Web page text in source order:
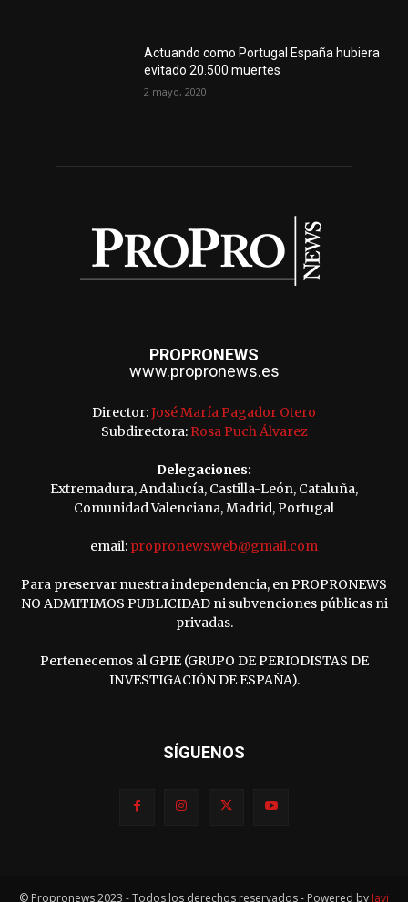
Actuando como Portugal España hubiera
evitado 20.500 muertes
2 mayo, 2020
PROPRONEWS
www.propronews.es
Director:José María Pagador Otero
Subdirectora: Rosa Puch Álvarez
Delegaciones:
Extremadura, Andalucía, Castilla-León, Cataluña,
Comunidad Valenciana, Madrid, Portugal
email: propronews.web@gmail.com
Para preservar nuestra independencia, en PROPRONEWS
NO ADMITIMOS PUBLICIDAD ni subvenciones públicas ni
privadas.
Pertenecemos al GPIE (GRUPO DE PERIODISTAS DE
INVESTIGACIÓN DE ESPAÑA).
SÍGUENOS
© Propronews 2023 - Todos los derechos reservados - Powered by Javi